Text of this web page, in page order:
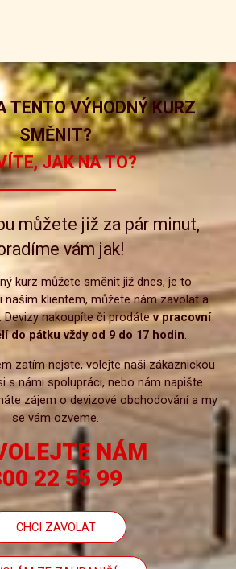
TENTO VÝHODNÝ KURZ
SMĚNIT?
JAK NA TO?
můžete již za pár minut,
vám jak!
kurz můžete směnit již dnes, je to
naším klientem, můžete nám zavolat a
nakoupíte či prodátev pracovní
do pátku vždy od 9 do 17 hodin.
zatím nejste, volejte naši zákaznickou
s námi spolupráci, nebo nám napište
zájem o devizové obchodování a my
se vám ozveme.
NÁM
22 55 99
CHCI ZAVOLAT